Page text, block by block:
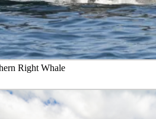
Right Whale